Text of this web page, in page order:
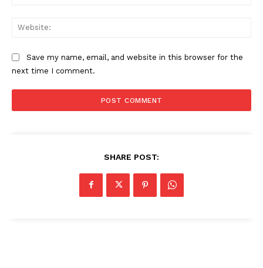
Save my name, email, and website in this browser for the
next time I comment.
SHARE POST: